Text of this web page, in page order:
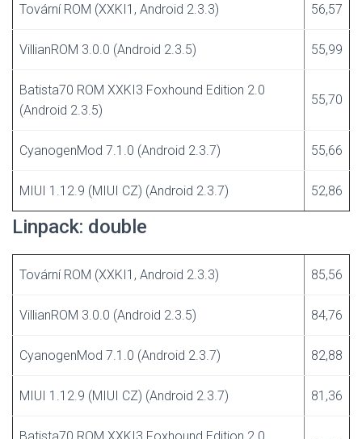
Tovární ROM (XXKI1, Android 2.3.3) 56,57
VillianROM 3.0.0 (Android 2.3.5) 55,99
Batista70 ROM XXKI3 Foxhound Edition 2.0
(Android 2.3.5)
55,70
CyanogenMod 7.1.0 (Android 2.3.7) 55,66
MIUI 1.12.9 (MIUI CZ) (Android 2.3.7) 52,86
Linpack: double
Tovární ROM (XXKI1, Android 2.3.3) 85,56
VillianROM 3.0.0 (Android 2.3.5) 84,76
CyanogenMod 7.1.0 (Android 2.3.7) 82,88
MIUI 1.12.9 (MIUI CZ) (Android 2.3.7) 81,36
Batista70 ROM XXKI3 Foxhound Edition 2.0